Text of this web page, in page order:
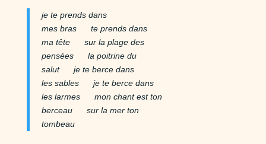
je te prends dans
mes bras te prends dans
ma tête sur la plage des
pensées la poitrine du
salut je te berce dans
les sables je te berce dans
les larmes mon chant est ton
berceau sur la mer ton
tombeau